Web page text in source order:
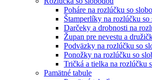
Poháre na rozlúčku so
Štamperlíky na rozlúčku so
Darčeky a drobnosti na
Župan pre nevestu a
Podväzky na rozlúčku so
Ponožky na rozlúčku so
Tričká a tielka na rozlúčku
Pamätné tabule